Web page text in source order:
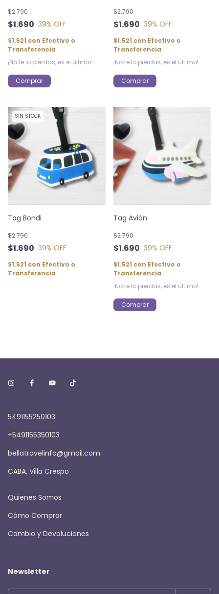
$1.690
$2.790
39% OFF
$1.521 con Efectivo o
Transferencia
¡No te lo pierdas, es el último!
$1.690
$2.790
39% OFF
$1.521 con Efectivo o
Transferencia
¡No te lo pierdas, es el último!
SIN STOCK
Tag Bondi
$1.690
$2.790
39% OFF
$1.521 con Efectivo o
Transferencia
Tag Avión
$1.690
$2.790
39% OFF
$1.521 con Efectivo o
Transferencia
¡No te lo pierdas, es el último!
5491155250103
+5491155350103
bellatravelinfo@gmail.com
CABA, Villa Crespo
Quienes Somos
Cómo Comprar
Cambio y Devoluciones
Newsletter